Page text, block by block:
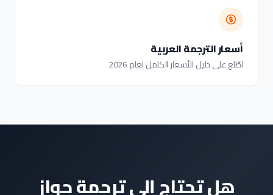
أسعار الترجمة العربية
اطّلع على دليل الأسعار الكامل لعام 2026
هل تحتاج إلى ترجمة جواز